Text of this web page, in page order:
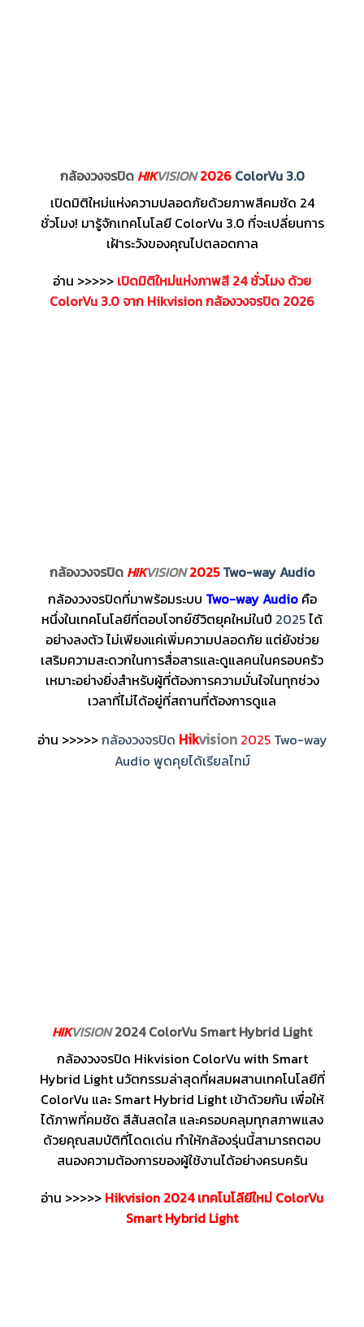
กล้องวงจรปิด HIKVISION 2026 ColorVu 3.0
เปิดมิติใหม่แห่งความปลอดภัยด้วยภาพสีคมชัด 24
ชั่วโมง! มารู้จักเทคโนโลยี ColorVu 3.0 ที่จะเปลี่ยนการ
เฝ้าระวังของคุณไปตลอดกาล
อ่าน >>>>> เปิดมิติใหม่แห่งภาพสี 24 ชั่วโมง ด้วย
ColorVu 3.0 จาก Hikvision กล้องวงจรปิด 2026
กล้องวงจรปิด HIKVISION 2025 Two-way Audio
กล้องวงจรปิดที่มาพร้อมระบบ Two-way Audioคือ
หนึ่งในเทคโนโลยีที่ตอบโจทย์ชีวิตยุคใหม่ในปี 2025ได้
อย่างลงตัว ไม่เพียงแค่เพิ่มความปลอดภัย แต่ยังช่วย
เสริมความสะดวกในการสื่อสารและดูแลคนในครอบครัว
เหมาะอย่างยิ่งสำหรับผู้ที่ต้องการความมั่นใจในทุกช่วง
เวลาที่ไม่ได้อยู่ที่สถานที่ต้องการดูแล
อ่าน >>>>>กล้องวงจรปิด Hikvision 2025Two-way
Audio พูดคุยได้เรียลไทม์
HIKVISION2024 ColorVu Smart Hybrid Light
กล้องวงจรปิด Hikvision ColorVu with Smart
Hybrid Light นวัตกรรมล่าสุดที่ผสมผสานเทคโนโลยีที่
ColorVu และ Smart Hybrid Light เข้าด้วยกัน เพื่อให้
ได้ภาพที่คมชัด สีสันสดใส และครอบคลุมทุกสภาพแสง
ด้วยคุณสมบัติที่โดดเด่น ทำให้กล้องรุ่นนี้สามารถตอบ
สนองความต้องการของผู้ใช้งานได้อย่างครบครัน
อ่าน >>>>> Hikvision 2024 เทคโนโลียีใหม่ ColorVu
Smart Hybrid Light